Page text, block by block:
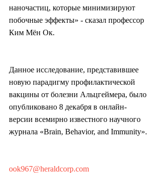
наночастиц, которые минимизируют
побочные эффекты» - сказал профессор
Ким Мён Ок.
Данное исследование, представившее
новую парадигму профилактической
вакцины от болезни Альцгеймера, было
опубликовано 8 декабря в онлайн-
версии всемирно известного научного
журнала «Brain, Behavior, and Immunity».
ook967@heraldcorp.com